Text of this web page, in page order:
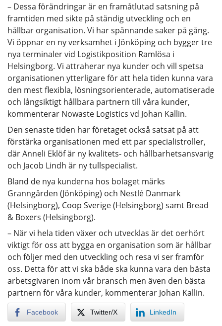
– Dessa förändringar är en framåtlutad satsning på
framtiden med sikte på ständig utveckling och en
hållbar organisation. Vi har spännande saker på gång.
Vi öppnar en ny verksamhet i Jönköping och bygger tre
nya terminaler vid Logistikposition Ramlösa i
Helsingborg. Vi attraherar nya kunder och vill spetsa
organisationen ytterligare för att hela tiden kunna vara
den mest flexibla, lösningsorienterade, automatiserade
och långsiktigt hållbara partnern till våra kunder,
kommenterar Nowaste Logistics vd Johan Kallin.
Den senaste tiden har företaget också satsat på att
förstärka organisationen med ett par specialistroller,
där Anneli Eklöf är ny kvalitets- och hållbarhetsansvarig
och Jacob Lindh är ny tullspecialist.
Bland de nya kunderna hos bolaget märks
Granngården (Jönköping) och Nestlé Danmark
(Helsingborg), Coop Sverige (Helsingborg) samt Bread
& Boxers (Helsingborg).
– När vi hela tiden växer och utvecklas är det oerhört
viktigt för oss att bygga en organisation som är hållbar
och följer med den utveckling och resa vi ser framför
oss. Detta för att vi ska både ska kunna vara den bästa
arbetsgivaren inom vår bransch men även den bästa
partnern för våra kunder, kommenterar Johan Kallin.
Facebook Twitter/X LinkedIn